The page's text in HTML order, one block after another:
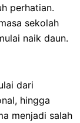
perhatian.
sekolah
naik daun.
dari
hingga
menjadi salah